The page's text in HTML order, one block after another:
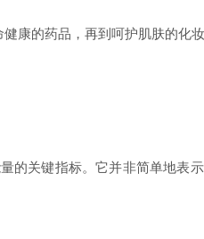
康的药品，再到呵护肌肤的化
的关键指标。它并非简单地表